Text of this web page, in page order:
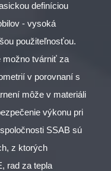
definíciou
- vysoká
použiteľnosťou.
možno tvárniť za
v porovnaní s
môže v materiáli
výkonu pri
SSAB sú
z ktorých
rad za tepla